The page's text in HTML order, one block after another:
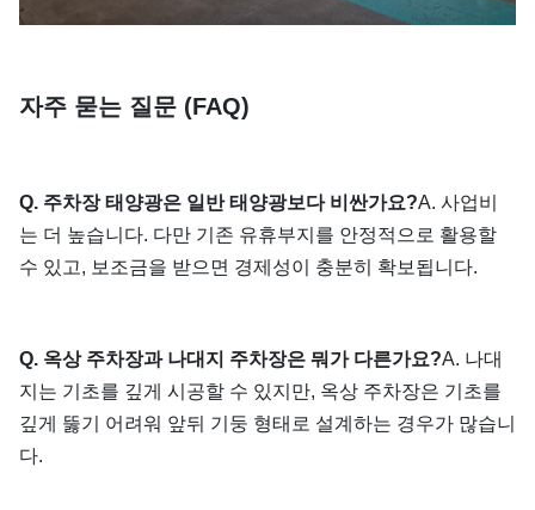
자주 묻는 질문 (FAQ)
Q. 주차장 태양광은 일반 태양광보다 비싼가요?A. 사업비
는 더 높습니다. 다만 기존 유휴부지를 안정적으로 활용할
수 있고, 보조금을 받으면 경제성이 충분히 확보됩니다.
Q. 옥상 주차장과 나대지 주차장은 뭐가 다른가요?A. 나대
지는 기초를 깊게 시공할 수 있지만, 옥상 주차장은 기초를
깊게 뚫기 어려워 앞뒤 기둥 형태로 설계하는 경우가 많습니
다.